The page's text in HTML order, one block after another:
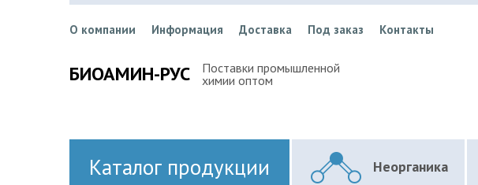
О компании Информация Доставка Под заказ Контакты
БИОАМИН-РУС
Поставки промышленной
химии оптом
Каталог продукции Неорганика